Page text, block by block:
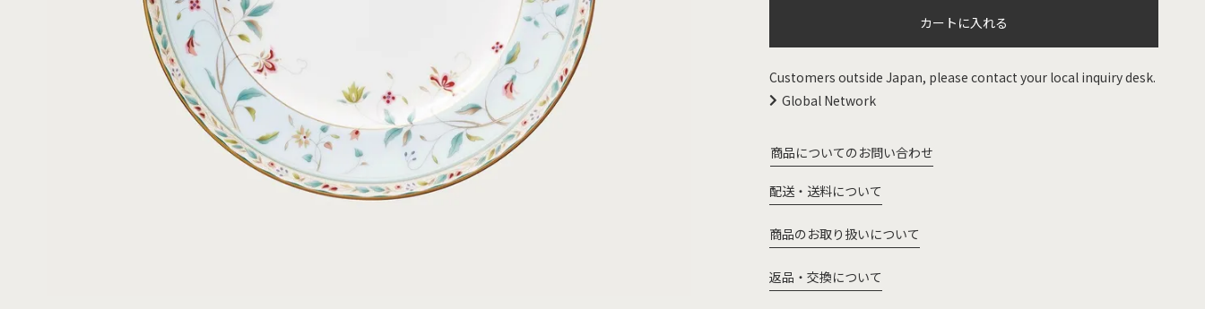
カートに入れる
Customers outside Japan, please contact your local inquiry desk.
Global Network
商品についてのお問い合わせ
配送・送料について
商品のお取り扱いについて
返品・交換について